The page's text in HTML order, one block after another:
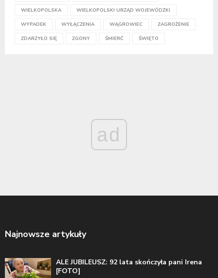
WIELKOPOLSKA WIELKOPOLSKI URZĄD WOJEWÓDZKI
WYPADEK WYŁĄCZENIA WĄGROWIEC ZAGROŻENIE
ZDARZYŁO SIĘ ZGONY ŚMIERĆ ŚWIĘTO
ad
Najnowsze artykuły
ALE JUBILEUSZ: 92 lata skończyła pani Irena
[FOTO]